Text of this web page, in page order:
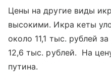
Цены на другие виды
высокими. Икра кеты
около 11,1 тыс. рублей
12,6 тыс. рублей. На
путина.